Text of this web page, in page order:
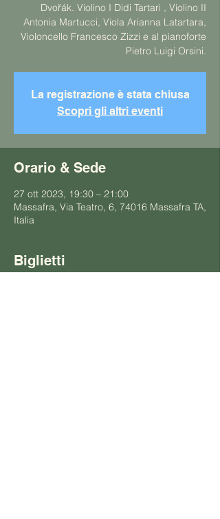
Dvořák. Violino I Didi Tartari , Violino II
Antonia Martucci, Viola Arianna Latartara,
Violoncello Francesco Zizzi e al pianoforte
Pietro Luigi Orsini.
La registrazione è stata chiusa
Scopri gli altri eventi
Orario & Sede
27 ott 2023, 19:30 – 21:00
Massafra, Via Teatro, 6, 74016 Massafra TA,
Italia
Biglietti